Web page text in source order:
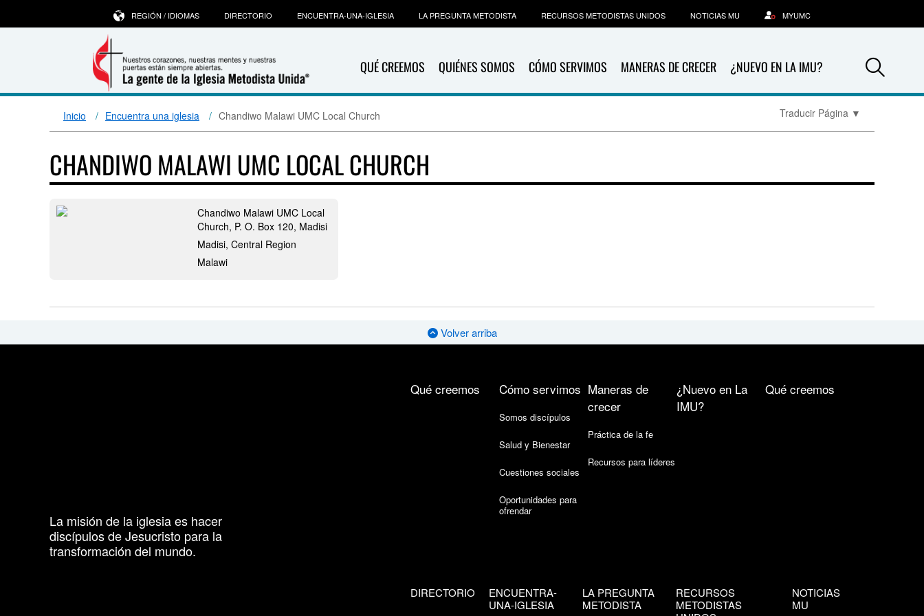
QUÉ CREEMOS QUIÉNES SOMOS CÓMO SERVIMOS MANERAS DE CRECER ¿NUEVO EN LA IMU?
REGIÓN / IDIOMAS DIRECTORIO ENCUENTRA-UNA-IGLESIA LA PREGUNTA METODISTA RECURSOS METODISTAS UNIDOS NOTICIAS MU MYUMC
Inicio Encuentra una iglesia Chandiwo Malawi UMC Local Church Traducir Página ▼
CHANDIWO MALAWI UMC LOCAL CHURCH
Chandiwo Malawi UMC Local
Church, P. O. Box 120, Madisi
Madisi, Central Region
Malawi
Volver arriba
La misión de la iglesia es hacer
discípulos de Jesucristo para la
transformación del mundo.
Qué creemos Cómo servimos
Somos discípulos
Salud y Bienestar
Cuestiones sociales
Oportunidades para
ofrendar
Maneras de
crecer
Práctica de la fe
Recursos para líderes
¿Nuevo en La
IMU?
Qué creemos
DIRECTORIO
ENCUENTRA-
UNA-IGLESIA
LA PREGUNTA
METODISTA
RECURSOS
METODISTAS
NOTICIAS
MU